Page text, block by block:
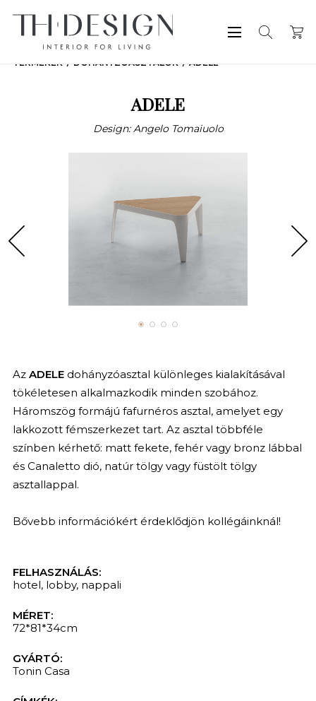
TERMÉKEK DOHÁNYZÓASZTALOK ADELE
ADELE
Design: Angelo Tomaiuolo
Az ADELEdohányzóasztal különleges kialakításával
tökéletesen alkalmazkodik minden szobához.
Háromszög formájú fafurnéros asztal, amelyet egy
lakkozott fémszerkezet tart. Az asztal többféle
színben kérhető: matt fekete, fehér vagy bronz lábbal
és Canaletto dió, natúr tölgy vagy füstölt tölgy
asztallappal.
Bővebb információkért érdeklődjön kollégáinknál!
FELHASZNÁLÁS:
hotel, lobby, nappali
MÉRET:
72*81*34cm
GYÁRTÓ:
Tonin Casa